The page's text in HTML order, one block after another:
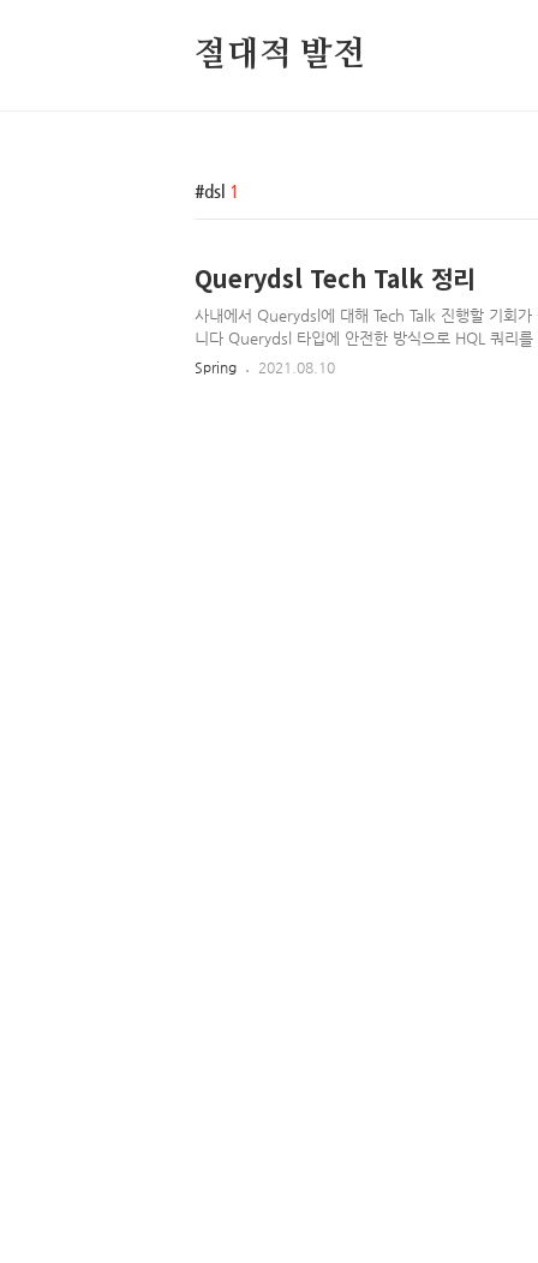
절대적 발전
dsl 1
Querydsl Tech Talk 정리
사내에서 Querydsl에 대해 Tech Talk 진행할 기회가
니다 Querydsl 타입에 안전한 방식으로 HQL 쿼리를
들어짐 타입에 안전하도록 도메인 모델을 변경하면
Spring 2021.08.10